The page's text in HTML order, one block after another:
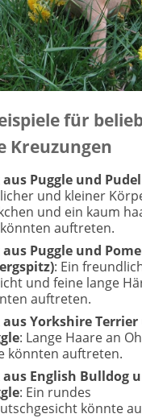
für
Kreuzungen
Puggle und Pudel
und kleiner
und ein kaum
auftreten.
aus Puggle und
: Ein
und feine lange
auftreten.
aus Yorkshire Terrier
: Lange Haare an
könnten auftreten.
aus English Bulldog
: Ein rundes
könnte